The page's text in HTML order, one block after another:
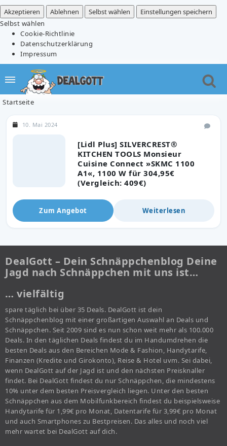
Akzeptieren
Ablehnen Selbst wählen
Einstellungen speichern
Selbst wählen
Cookie-Richtlinie
Datenschutzerklärung
Impressum
Startseite
[Lidl Plus] SILVERCREST®
KITCHEN TOOLS Monsieur
Cuisine Connect »SKMC 1100
A1«, 1100 W für 304,95€
(Vergleich: 409€)
10. Mai 2024
Zum Angebot Weiterlesen
DealGott – Dein Schnäppchenblog Deine
Jagd nach Schnäppchen mit uns ist…
… vielfältig
spare täglich bei über 35 Deals. DealGott ist dein
Schnäppchenblog mit einer großartigen Auswahl an Deals und
Schnäppchen. Seit 2009 sind es nun schon weit mehr als 100.000
Deals. In den täglichen Deals findest du im Handumdrehen die
besten Deals aus den Bereichen Mode & Fashion, Handytarife,
Finanzen (Kredite und Girokonto), Reise & Hotel uvm. Sei dabei,
wenn DealGott auf der Jagd ist und den nächsten Preisknaller
findet. Bei DealGott findest du nur Schnäppchen, die mindestens
10% unter dem besten Preisvergleich liegen. Unter den besten
Schnäppchen aus dem Mobilfunkbereich findest du beispielsweise
Handytarife für 1,99€ pro Monat, Datentarife für 3,99€ pro Monat
und auch Smartphones zu Bestpreisen. Das alles und noch viel
mehr wartet bei DealGott auf dich.